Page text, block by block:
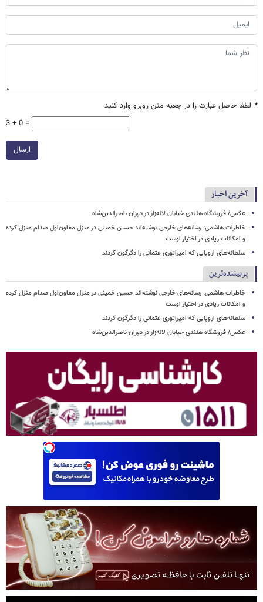
* لطفا حاصل عبارت را در جعبه متن روبرو وارد کنید
3 + 0 =
ارسال
آخرین اخبار
عکس/ فروشگاه هلندی خیابان لاله‌زار در دوران ناصرالدین‌شاه
خاطرات هاشمی: رسانه‌های خارجی نوشته‌اند حسین خمینی در منزل معاون‌اول صدام منزل‌ کرده
و امکانات زیادی در اختیار اوست
سلطانه‌های اروپایی که امپراتوری عثمانی را دگرگون کردند
پربیننده‌ترین
خاطرات هاشمی: رسانه‌های خارجی نوشته‌اند حسین خمینی در منزل معاون‌اول صدام منزل‌ کرده
و امکانات زیادی در اختیار اوست
سلطانه‌های اروپایی که امپراتوری عثمانی را دگرگون کردند
عکس/ فروشگاه هلندی خیابان لاله‌زار در دوران ناصرالدین‌شاه